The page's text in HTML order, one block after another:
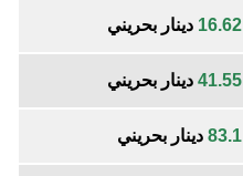
16.62 دينار بحريني
41.55 دينار بحريني
83.1 دينار بحريني